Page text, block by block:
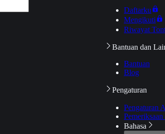
Daftarku
Mengikuti
Riwayat
Bantuan dan
Bantuan
Blog
Pengaturan
Pengaturan
Pemeriksaan
Bahasa